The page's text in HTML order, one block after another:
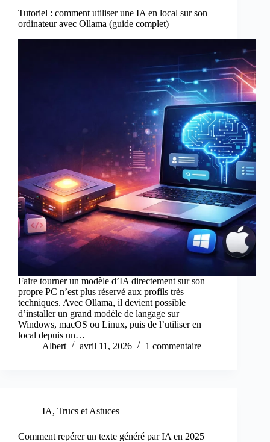
Tutoriel : comment utiliser une IA en local sur son
ordinateur avec Ollama (guide complet)
Faire tourner un modèle d’IA directement sur son
propre PC n’est plus réservé aux profils très
techniques. Avec Ollama, il devient possible
d’installer un grand modèle de langage sur
Windows, macOS ou Linux, puis de l’utiliser en
local depuis un…
Albert
avril 11, 2026 1 commentaire
IA, Trucs et Astuces
Comment repérer un texte généré par IA en 2025